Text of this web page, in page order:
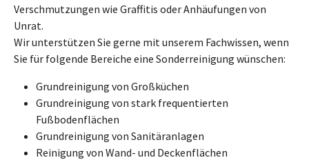
Verschmutzungen wie Graffitis oder Anhäufungen von
Unrat.
Wir unterstützen Sie gerne mit unserem Fachwissen, wenn
Sie für folgende Bereiche eine Sonderreinigung wünschen:
Grundreinigung von Großküchen
Grundreinigung von stark frequentierten
Fußbodenflächen
Grundreinigung von Sanitäranlagen
Reinigung von Wand- und Deckenflächen